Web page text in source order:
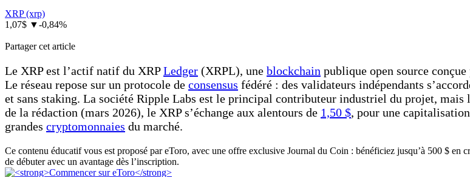
XRP (xrp)
1,07$ ▼-0,84%
Partager cet article
Le XRP est l’actif natif du XRPLedger (XRPL), une blockchain publique open source
Le réseau repose sur un protocole de consensus fédéré : des validateurs indépendants
et sans staking. La société Ripple Labs est le principal contributeur industriel du projet,
de la rédaction (mars 2026), le XRP s’échange aux alentours de 1,50 $, pour une
grandes cryptomonnaies du marché.
Ce contenu éducatif vous est proposé par eToro, avec une offre exclusive Journal du Coin : bénéficiez jusqu’à 500 $
de débuter avec un avantage dès l’inscription.